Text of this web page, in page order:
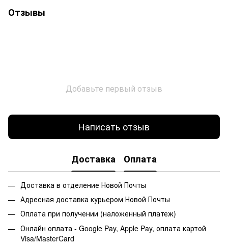
Отзывы
Добавьте первый отзыв
Написать отзыв
Доставка Оплата
Доставка в отделение Новой Почты
Адресная доставка курьером Новой Почты
Оплата при получении (наложенный платеж)
Онлайн оплата - Google Pay, Apple Pay, оплата картой
Visa/MasterCard